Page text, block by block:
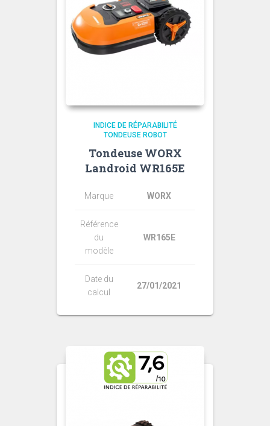
INDICE DE RÉPARABILITÉ
TONDEUSE ROBOT
Tondeuse WORX
Landroid WR165E
Marque WORX
Référence
du
modèle
WR165E
Date du
calcul
27/01/2021